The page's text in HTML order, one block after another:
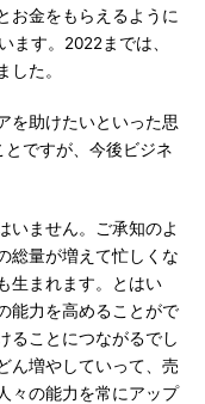
お金をもらえるように
ます。2022までは、
た。
を助けたいといった思
ですが、今後ビジネ
ません。ご承知のよ
総量が増えて忙しくな
生まれます。とはい
能力を高めることがで
ることにつながるでし
ん増やしていって、売
々の能力を常にアップ